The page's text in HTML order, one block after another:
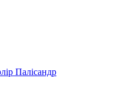
Палісандр